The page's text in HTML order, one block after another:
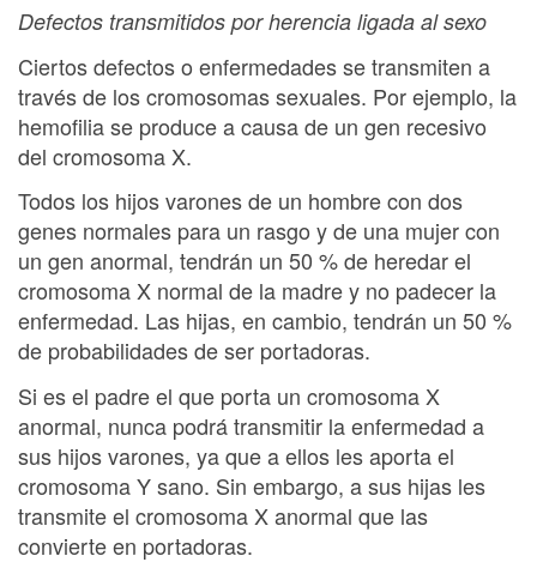
Defectos transmitidos por herencia ligada al sexo
Ciertos defectos o enfermedades se transmiten a
través de los cromosomas sexuales. Por ejemplo, la
hemofilia se produce a causa de un gen recesivo
del cromosoma X.
Todos los hijos varones de un hombre con dos
genes normales para un rasgo y de una mujer con
un gen anormal, tendrán un 50 % de heredar el
cromosoma X normal de la madre y no padecer la
enfermedad. Las hijas, en cambio, tendrán un 50 %
de probabilidades de ser portadoras.
Si es el padre el que porta un cromosoma X
anormal, nunca podrá transmitir la enfermedad a
sus hijos varones, ya que a ellos les aporta el
cromosoma Y sano. Sin embargo, a sus hijas les
transmite el cromosoma X anormal que las
convierte en portadoras.